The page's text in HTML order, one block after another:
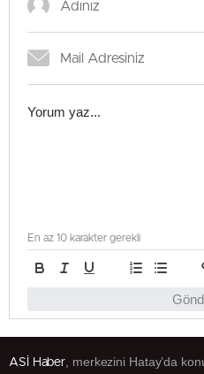
En az 10 karakter gerekli
ASİ Haber , merkezini Hatay’da